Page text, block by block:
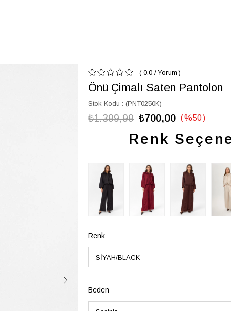
0.0/ Yorum
Önü Çimalı Saten Pantolon
Stok Kodu (PNT0250K)
₺1.399,99 ₺700,00 %50
Renk
Renk
Beden